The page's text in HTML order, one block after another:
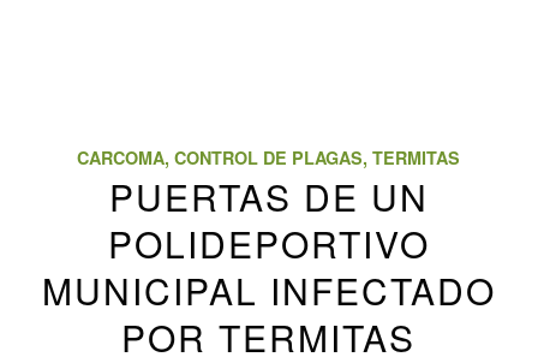
CARCOMA,CONTROL DE PLAGAS,TERMITAS
PUERTAS DE UN
POLIDEPORTIVO
MUNICIPAL INFECTADO
POR TERMITAS